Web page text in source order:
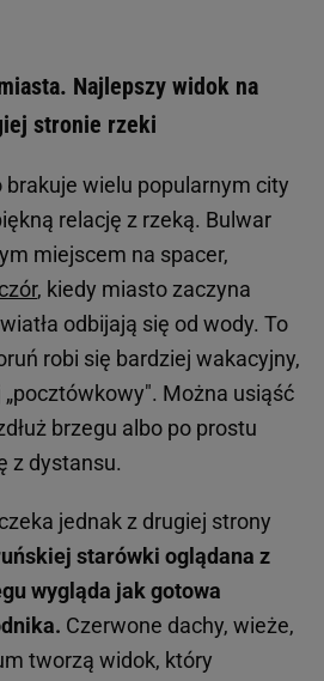
Najlepszy widok na
stronie rzeki
brakuje wielu popularnym city
relację z rzeką. Bulwar
miejscem na spacer,
, kiedy miasto zaczyna
odbijają się od wody. To
robi się bardziej wakacyjny,
Można usiąść
brzegu albo po prostu
z dystansu.
jednak z drugiej strony
starówki oglądana z
wygląda jak gotowa
Czerwone dachy, wieże,
tworzą widok, który